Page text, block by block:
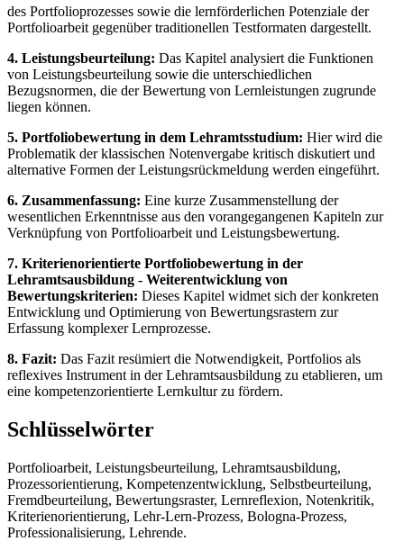
des Portfolioprozesses sowie die lernförderlichen Potenziale der
Portfolioarbeit gegenüber traditionellen Testformaten dargestellt.
4. Leistungsbeurteilung: Das Kapitel analysiert die Funktionen
von Leistungsbeurteilung sowie die unterschiedlichen
Bezugsnormen, die der Bewertung von Lernleistungen zugrunde
liegen können.
5. Portfoliobewertung in dem Lehramtsstudium: Hier wird die
Problematik der klassischen Notenvergabe kritisch diskutiert und
alternative Formen der Leistungsrückmeldung werden eingeführt.
6. Zusammenfassung: Eine kurze Zusammenstellung der
wesentlichen Erkenntnisse aus den vorangegangenen Kapiteln zur
Verknüpfung von Portfolioarbeit und Leistungsbewertung.
7. Kriterienorientierte Portfoliobewertung in der
Lehramtsausbildung - Weiterentwicklung von
Bewertungskriterien: Dieses Kapitel widmet sich der konkreten
Entwicklung und Optimierung von Bewertungsrastern zur
Erfassung komplexer Lernprozesse.
8. Fazit: Das Fazit resümiert die Notwendigkeit, Portfolios als
reflexives Instrument in der Lehramtsausbildung zu etablieren, um
eine kompetenzorientierte Lernkultur zu fördern.
Schlüsselwörter
Portfolioarbeit, Leistungsbeurteilung, Lehramtsausbildung,
Prozessorientierung, Kompetenzentwicklung, Selbstbeurteilung,
Fremdbeurteilung, Bewertungsraster, Lernreflexion, Notenkritik,
Kriterienorientierung, Lehr-Lern-Prozess, Bologna-Prozess,
Professionalisierung, Lehrende.